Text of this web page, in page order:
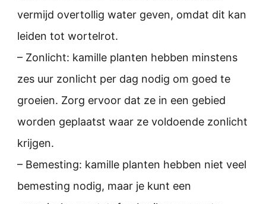
vermijd overtollig water geven, omdat dit kan
leiden tot wortelrot.
– Zonlicht: kamille planten hebben minstens
zes uur zonlicht per dag nodig om goed te
groeien. Zorg ervoor dat ze in een gebied
worden geplaatst waar ze voldoende zonlicht
krijgen.
– Bemesting: kamille planten hebben niet veel
bemesting nodig, maar je kunt een